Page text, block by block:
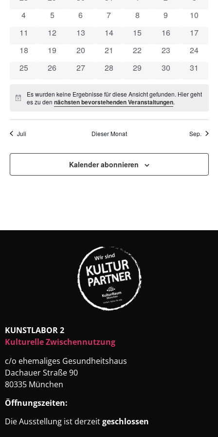
UND
VON
VERANSTALTUNGEN
0 Veranstaltungen
4 0 Veranstaltungen
5 0 Veranstaltungen
6 0 Veranstaltungen
7 0 Veranstaltungen
8 0
9 0
10
0 Veranstaltungen
11 0 Veranstaltungen
12 0 Veranstaltungen
13 0 Veranstaltungen
14 0 Veranstaltungen
15 0
16 0
17
0 Veranstaltungen
18 0 Veranstaltungen
19 0 Veranstaltungen
20 0 Veranstaltungen
21 0 Veranstaltungen
22 0
23 0
24
0 Veranstaltungen
25 0 Veranstaltungen
26 0 Veranstaltungen
27 0 Veranstaltungen
28 0 Veranstaltungen
29 0
30 0
31
Hinweis
Es wurden keine Ergebnisse für diese Ansicht gefunden. Hier geht
es zu dennächsten bevorstehenden Veranstaltungen.
Juli Dieser Monat Sep.
Kalender abonnieren
KUNSTLABOR 2
Kulturelle Zwischennutzung
c/o ehemaliges Gesundheitshaus
Dachauer Straße 90
80335 München
Öffnungszeiten:
Die Ausstellung ist derzeitgeschlossen